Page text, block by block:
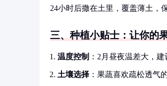
24小时后撒在土里，覆盖薄土，
三、种植小贴士：让你的
温度控制 ：2月昼夜温差大，
土壤选择 ：果蔬喜欢疏松透气